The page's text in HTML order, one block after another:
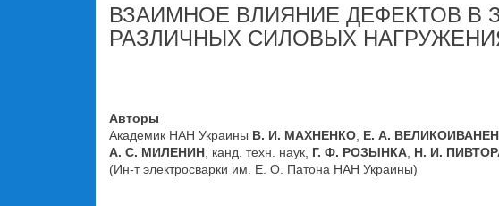
ВЗАИМНОЕ ВЛИЯНИЕ ДЕФЕКТОВ В
РАЗЛИЧНЫХ СИЛОВЫХ
Авторы
Академик НАН Украины В. И. МАХНЕНКО Е. А.
А. С. МИЛЕНИН , канд. техн. наук, Г. Ф. РОЗЫНКА Н. И.
(Ин-т электросварки им. Е. О. Патона НАН Украины)